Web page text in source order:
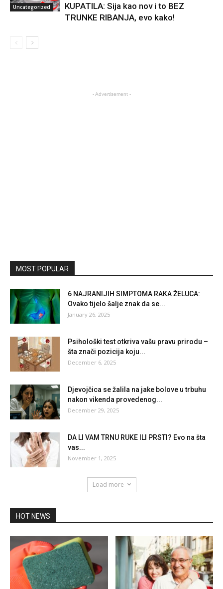
Uncategorized
KUPATILA: Sija kao nov i to BEZ
TRUNKE RIBANJA, evo kako!
- Advertisement -
MOST POPULAR
6 NAJRANIJIH SIMPTOMA RAKA ŽELUCA:
Ovako tijelo šalje znak da se...
January 26, 2025
Psihološki test otkriva vašu pravu prirodu –
šta znači pozicija koju...
December 6, 2025
Djevojčica se žalila na jake bolove u trbuhu
nakon vikenda provedenog...
December 29, 2025
DA LI VAM TRNU RUKE ILI PRSTI? Evo na šta
vas...
November 1, 2025
Load more
HOT NEWS